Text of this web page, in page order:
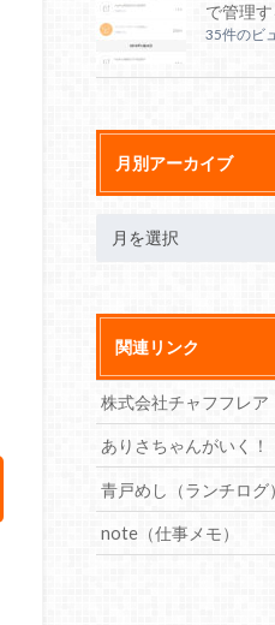
で管理
35件のビ
月別アーカイブ
関連リンク
株式会社チャフフレア
ありさちゃんがいく！
青戸めし（ランチログ）
note（仕事メモ）